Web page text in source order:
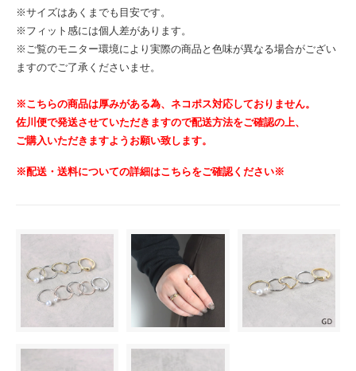
※サイズはあくまでも目安です。
※フィット感には個人差があります。
※ご覧のモニター環境により実際の商品と色味が異なる場合がござい
ますのでご了承くださいませ。
※こちらの商品は厚みがある為、ネコポス対応しておりません。
佐川便で発送させていただきますので配送方法をご確認の上、
ご購入いただきますようお願い致します。
※配送・送料についての詳細はこちらをご確認ください※